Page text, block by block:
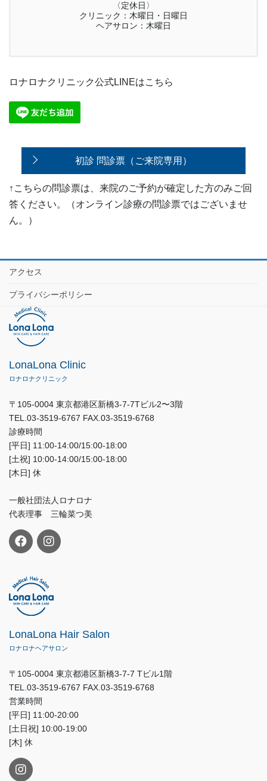
〈定休日〉
クリニック：木曜日・日曜日
ヘアサロン：木曜日
ロナロナクリニック公式LINEはこちら
初診 問診票（ご来院専用）
↑こちらの問診票は、来院のご予約が確定した方のみご回
答ください。（オンライン診療の問診票ではございませ
ん。）
アクセス
プライバシーポリシー
LonaLona Clinic
ロナロナクリニック
〒105-0004 東京都港区新橋3-7-7Tビル2〜3階
TEL.03-3519-6767 FAX.03-3519-6768
診療時間
[平日] 11:00-14:00/15:00-18:00
[土祝] 10:00-14:00/15:00-18:00
[木日] 休
一般社団法人ロナロナ
代表理事 三輪菜つ美
LonaLona Hair Salon
ロナロナヘアサロン
〒105-0004 東京都港区新橋3-7-7 Tビル1階
TEL.03-3519-6767 FAX.03-3519-6768
営業時間
[平日] 11:00-20:00
[土日祝] 10:00-19:00
[木] 休